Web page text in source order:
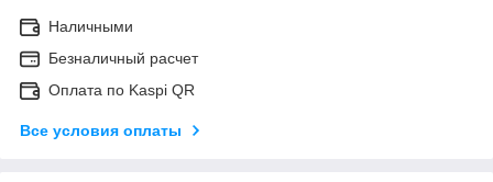
Наличными
Безналичный расчет
Оплата по Kaspi QR
Все условия оплаты